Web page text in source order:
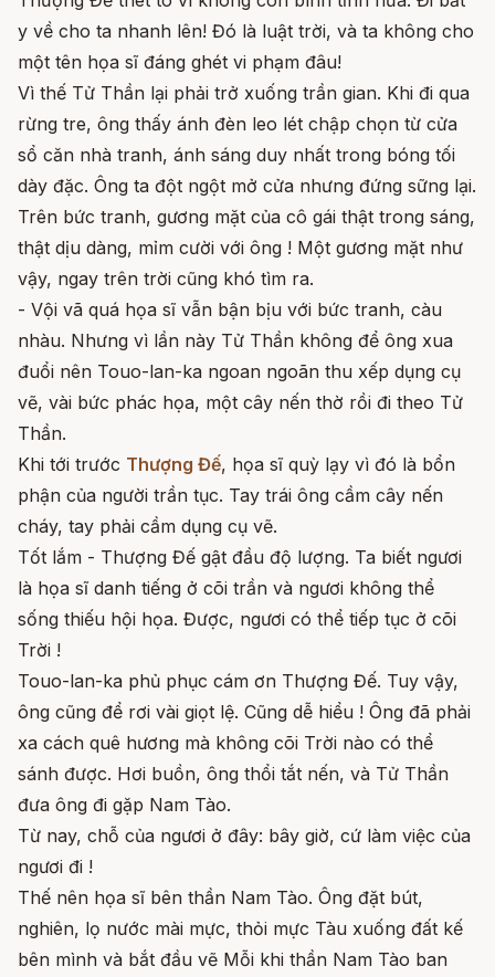
y về cho ta nhanh lên! Đó là luật trời, và ta không cho
một tên họa sĩ đáng ghét vi phạm đâu!
Vì thế Tử Thần lại phải trở xuống trần gian. Khi đi qua
rừng tre, ông thấy ánh đèn leo lét chập chọn từ cửa
sổ căn nhà tranh, ánh sáng duy nhất trong bóng tối
dày đặc. Ông ta đột ngột mở cửa nhưng đứng sững lại.
Trên bức tranh, gương mặt của cô gái thật trong sáng,
thật dịu dàng, mỉm cười với ông ! Một gương mặt như
vậy, ngay trên trời cũng khó tìm ra.
- Vội vã quá họa sĩ vẫn bận bịu với bức tranh, càu
nhàu. Nhưng vì lần này Tử Thần không để ông xua
đuổi nên Touo-lan-ka ngoan ngoãn thu xếp dụng cụ
vẽ, vài bức phác họa, một cây nến thờ rồi đi theo Tử
Thần.
Khi tới trước Thượng Đế, họa sĩ quỳ lạy vì đó là bổn
phận của người trần tục. Tay trái ông cầm cây nến
cháy, tay phải cầm dụng cụ vẽ.
Tốt lắm - Thượng Đế gật đầu độ lượng. Ta biết ngươi
là họa sĩ danh tiếng ở cõi trần và ngươi không thể
sống thiếu hội họa. Được, ngươi có thể tiếp tục ở cõi
Trời !
Touo-lan-ka phủ phục cám ơn Thượng Đế. Tuy vậy,
ông cũng để rơi vài giọt lệ. Cũng dễ hiểu ! Ông đã phải
xa cách quê hương mà không cõi Trời nào có thể
sánh được. Hơi buồn, ông thổi tắt nến, và Tử Thần
đưa ông đi gặp Nam Tào.
Từ nay, chỗ của ngươi ở đây: bây giờ, cứ làm việc của
ngươi đi !
Thế nên họa sĩ bên thần Nam Tào. Ông đặt bút,
nghiên, lọ nước mài mực, thỏi mực Tàu xuống đất kế
bên mình và bắt đầu vẽ Mỗi khi thần Nam Tào ban